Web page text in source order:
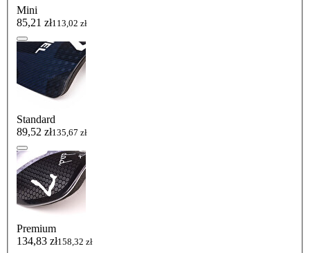
Mini
85,21 zł113,02 zł
Standard
89,52 zł135,67 zł
Premium
134,83 zł158,32 zł